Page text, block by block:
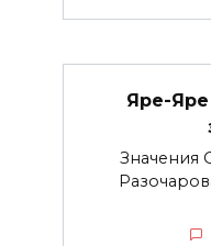
Яре-
Значения